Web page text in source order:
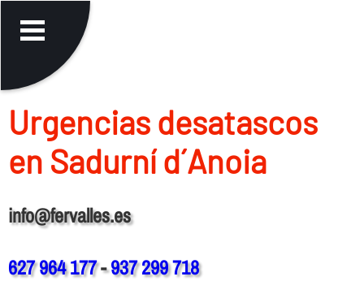
Urgencias desatascos
en Sadurní d´Anoia
info@fervalles.es
627 964 177-937 299 718